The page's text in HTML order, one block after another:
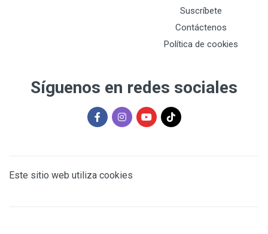
Suscríbete
Contáctenos
Política de cookies
Síguenos en redes sociales
Este sitio web utiliza cookies